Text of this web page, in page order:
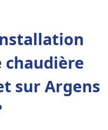
chaudière
sur Argens